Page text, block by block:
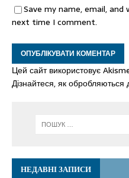
Save my name, email,
next time I comment.
Цей сайт використовує
Дізнайтеся, як обробляються
НЕДАВНІ ЗАПИСИ